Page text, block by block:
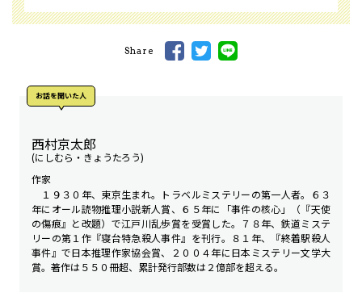
Share
お話を聞いた⼈
西村京太郎
(にしむら・きょうたろう)
作家
１９３０年、東京生まれ。トラベルミステリーの第一人者。６３
年にオール読物推理小説新人賞、６５年に「事件の核心」（『天使
の傷痕』と改題）で江戸川乱歩賞を受賞した。７８年、鉄道ミステ
リーの第１作『寝台特急殺人事件』を刊行。８１年、『終着駅殺人
事件』で日本推理作家協会賞、２００４年に日本ミステリー文学大
賞。著作は５５０冊超、累計発行部数は２億部を超える。